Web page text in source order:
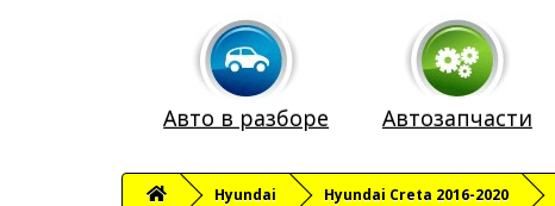
Авто в разборе Автозапчасти
Hyundai Hyundai Creta 2016-2020